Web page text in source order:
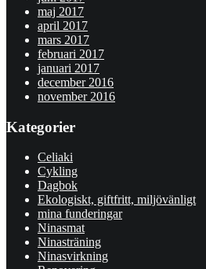
maj 2017
april 2017
mars 2017
februari 2017
januari 2017
december 2016
november 2016
Kategorier
Celiaki
Cykling
Dagbok
Ekologiskt, giftfritt, miljövänligt
mina funderingar
Ninasmat
Ninasträning
Ninasvirkning